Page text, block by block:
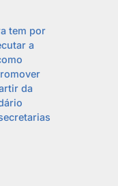
tem por
a
da